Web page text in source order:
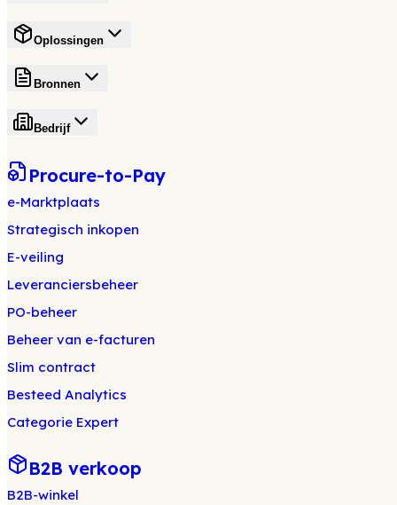
Oplossingen
Bronnen
Bedrijf
Procure-to-Pay
e-Marktplaats
Strategisch inkopen
E-veiling
Leveranciersbeheer
PO-beheer
Beheer van e-facturen
Slim contract
Besteed Analytics
Categorie Expert
B2B verkoop
B2B-winkel